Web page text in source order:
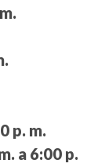
p. m.
a 6:00 p.